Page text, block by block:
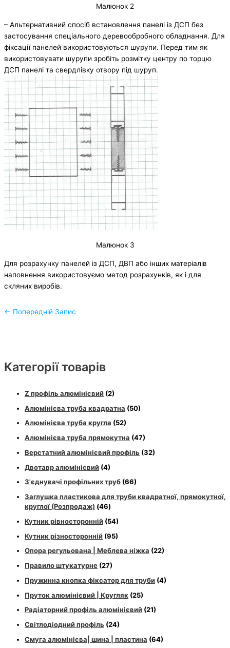
Категорії товарів
Z профіль алюмінієвий (2)
Алюмінієва труба квадратна (50)
Алюмінієва труба кругла (52)
Алюмінієва труба прямокутна (47)
Верстатний алюмінієвий профіль (32)
Двотавр алюмінієвий (4)
З'єднувачі профільних труб (66)
Заглушка пластикова для труби квадратної, прямокутної,
круглої (Розпродаж) (46)
Кутник рівносторонній (54)
Кутник різносторонній (95)
Опора регульована | Меблева ніжка (22)
Правило штукатурне (27)
Пружинна кнопка фіксатор для труби (4)
Пруток алюмінієвий | Кругляк (25)
Радіаторний профіль алюмінієвий (21)
Світлодіодний профіль (24)
Смуга алюмінієва| шина | пластина (64)
Малюнок 2
– Альтернативний спосіб встановлення панелі із ДСП без
застосування спеціального деревообробного обладнання. Для
фіксації панелей використовуються шурупи. Перед тим як
використовувати шурупи зробіть розмітку центру по торцю
ДСП панелі та свердлівку отвору під шуруп.
Малюнок 3
Для розрахунку панелей із ДСП, ДВП або інших матеріалів
наповнення використовуємо метод розрахунків, як і для
скляних виробів.
← Попередній Запис